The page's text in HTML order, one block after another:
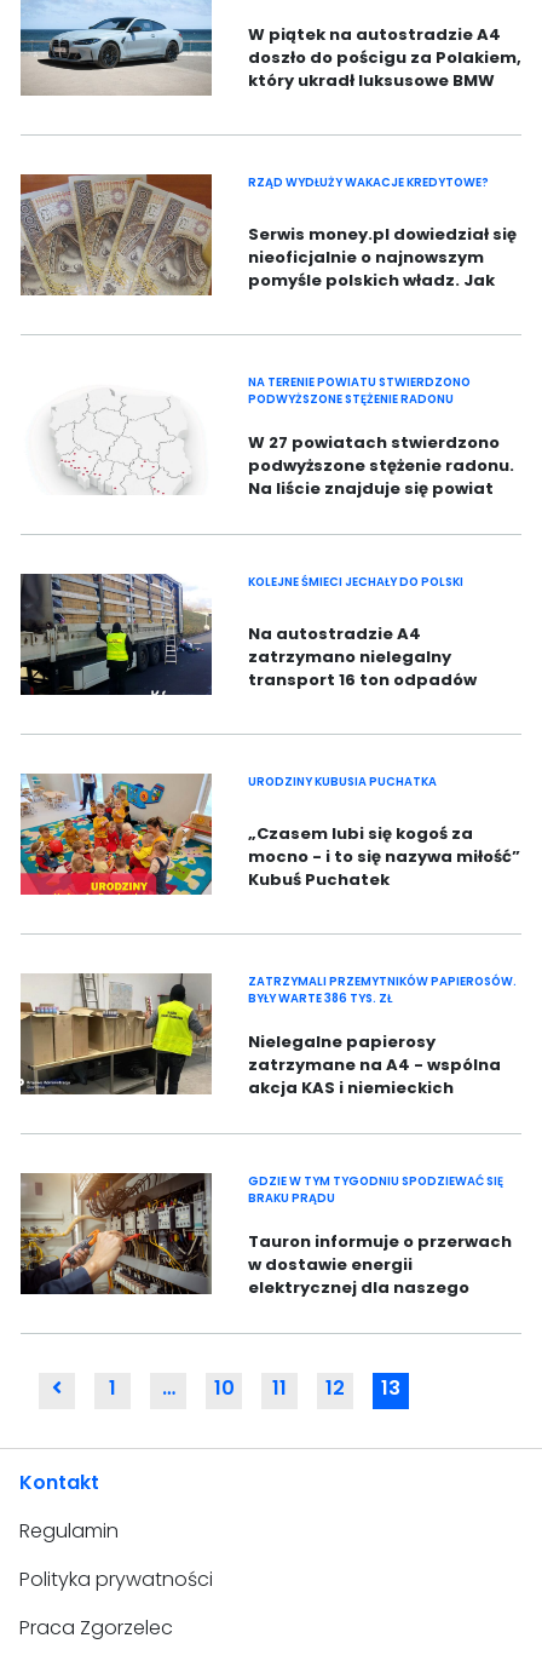
W piątek na autostradzie A4
doszło do pościgu za Polakiem,
który ukradł luksusowe BMW
RZĄD WYDŁUŻY WAKACJE KREDYTOWE?
Serwis money.pl dowiedział się
nieoficjalnie o najnowszym
pomyśle polskich władz. Jak
NA TERENIE POWIATU STWIERDZONO
PODWYŻSZONE STĘŻENIE RADONU
W 27 powiatach stwierdzono
podwyższone stężenie radonu.
Na liście znajduje się powiat
KOLEJNE ŚMIECI JECHAŁY DO POLSKI
Na autostradzie A4
zatrzymano nielegalny
transport 16 ton odpadów
URODZINY KUBUSIA PUCHATKA
„Czasem lubi się kogoś za
mocno - i to się nazywa miłość”
Kubuś Puchatek
ZATRZYMALI PRZEMYTNIKÓW PAPIEROSÓW.
BYŁY WARTE 386 TYS. ZŁ
Nielegalne papierosy
zatrzymane na A4 - wspólna
akcja KAS i niemieckich
tys. paczek nielegalnych
GDZIE W TYM TYGODNIU SPODZIEWAĆ SIĘ
BRAKU PRĄDU
Tauron informuje o przerwach
w dostawie energii
elektrycznej dla naszego
kolejne miejscowości będą bez
Go
the
Wsteczious
1 … 10 11 12 13
Kontakt
Regulamin
Polityka prywatności
Praca Zgorzelec